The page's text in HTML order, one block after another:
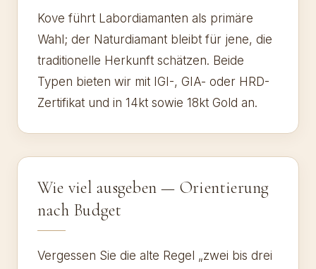
Kove führt Labordiamanten als primäre
Wahl; der Naturdiamant bleibt für jene, die
traditionelle Herkunft schätzen. Beide
Typen bieten wir mit IGI-, GIA- oder HRD-
Zertifikat und in 14kt sowie 18kt Gold an.
Wie viel ausgeben — Orientierung
nach Budget
Vergessen Sie die alte Regel „zwei bis drei